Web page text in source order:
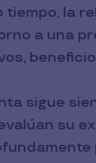
tiempo, la
a una
sigue
su